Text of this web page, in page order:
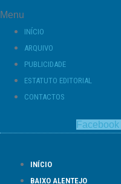
Menu
INÍCIO
ARQUIVO
PUBLICIDADE
ESTATUTO EDITORIAL
CONTACTOS
Facebook
INÍCIO
BAIXO ALENTEJO